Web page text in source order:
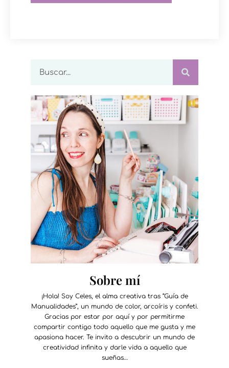
Sobre mí
¡Hola! Soy Celes, el alma creativa tras “Guía de
Manualidades”, un mundo de color, arcoíris y confeti.
Gracias por estar por aquí y por permitirme
compartir contigo todo aquello que me gusta y me
apasiona hacer. Te invito a descubrir un mundo de
creatividad infinita y darle vida a aquello que
sueñas…